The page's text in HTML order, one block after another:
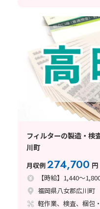
フィルターの製造・
川町
月収例274,700 円
【時給】1,440～
福岡県八女郡広川町